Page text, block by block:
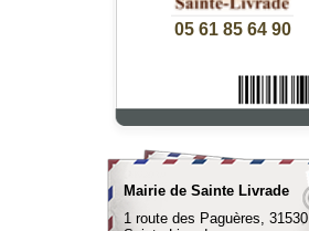
05 61 85 64 90
Mairie de Sainte Livrade
1 route des Paguères, 31530